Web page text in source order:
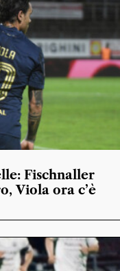
Fischnaller
Viola ora c’è